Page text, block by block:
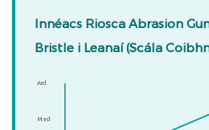
Innéacs Riosca Abrasion
Bristle i Leanaí (Scála
Ard
Med